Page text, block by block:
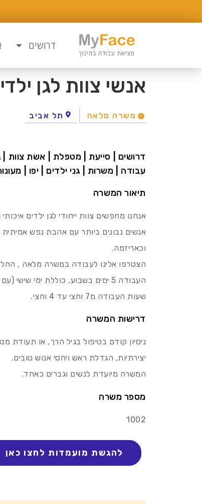
דרושים
אנשי צוות לגן
משרה מלאה תל אביב
דרושים | סייעת | מטפלת | אשת צוות |
עבודה | משרות | גני ילדים | יפו |
תיאור המשרה
אנחנו מחפשים צוות ייחודי לגן ילדים
אנשים נבונים ביותר עם אהבת נפש אמיתית
וכאריזמה.
הצטרפו אלינו לעבודה במשרה מלאה ,
העבודה 5 ימים בשבוע, כוללת ימי שישי (עם יום חול חופשי באמצע השבוע)
שעות העבודה מ7 וחצי עד 4 וחצי.
דרישות המשרה
ניסיון קודם בטיפול בגיל הרך, או תעודת מטפלת סוג 1/2- יתרון (אך ניתן
יצירתיות, הגדלת ראש ויחסי אנוש טובים.
המשרה מיועדת לנשים וגברים כאחד.
מספר משרה
1002